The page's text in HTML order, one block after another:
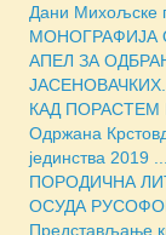
Дани Михољске
МОНОГРАФИЈА
АПЕЛ ЗА
КАД
Одржана
јединства 2019 ...
ПОРОДИЧНА
ОСУДА
Представљање